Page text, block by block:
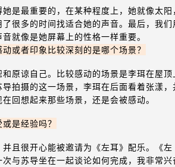
是最重要的，在某种程度上，她就像太阳
很多的时间找适合她的声音。最后，我们
就像是她屏幕上的性格一样重要。
或者印象比较深刻的是哪个场景？
原谅自己。比较感动的场景是李珥在屋顶
拍摄的这一场景，李珥在后面看着张漾，
回想起来那些场景，还是会被感动。
是经验吗？
且很开心能被邀请为《左耳》配乐。《左
与苏导坐在一起谈论如何完成，我非常兴